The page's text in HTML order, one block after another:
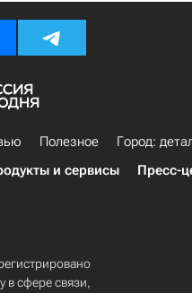
Полезное
Город:
и сервисы Пресс-
в сфере связи,